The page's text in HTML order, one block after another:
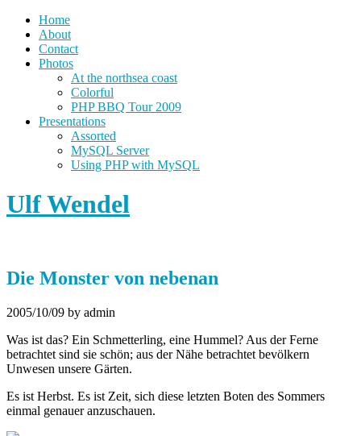
Home
About
Contact
Photos
At the northsea coast
Colorful
PHP BBQ Tour 2009
Presentations
Assorted
MySQL Server
Using PHP with MySQL
Ulf Wendel
Die Monster von nebenan
2005/10/09 by admin
Was ist das? Ein Schmetterling, eine Hummel? Aus der Ferne
betrachtet sind sie schön; aus der Nähe betrachtet bevölkern
Unwesen unsere Gärten.
Es ist Herbst. Es ist Zeit, sich diese letzten Boten des Sommers
einmal genauer anzuschauen.